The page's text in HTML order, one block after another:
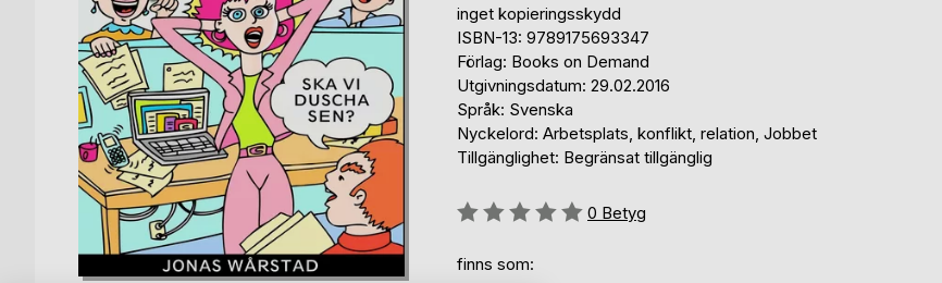
inget kopieringsskydd
ISBN-13: 9789175693347
Förlag: Books on Demand
Utgivningsdatum: 29.02.2016
Språk: Svenska
Nyckelord: Arbetsplats, konflikt, relation, Jobbet
Tillgänglighet: Begränsat tillgänglig
Betyg::
0 Betyg
finns som: